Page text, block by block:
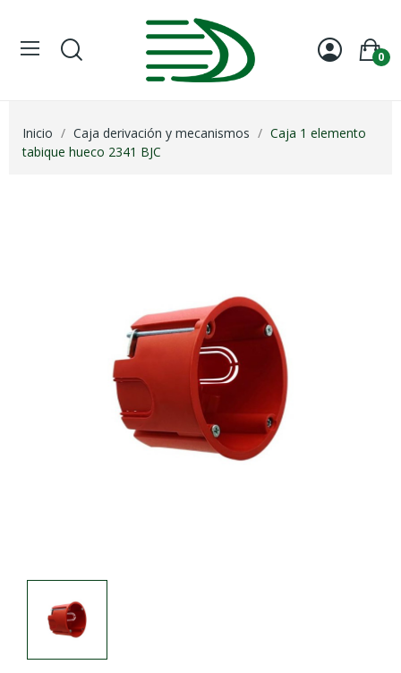
0
Inicio Caja derivación y mecanismos
Caja 1 elemento
tabique hueco 2341 BJC